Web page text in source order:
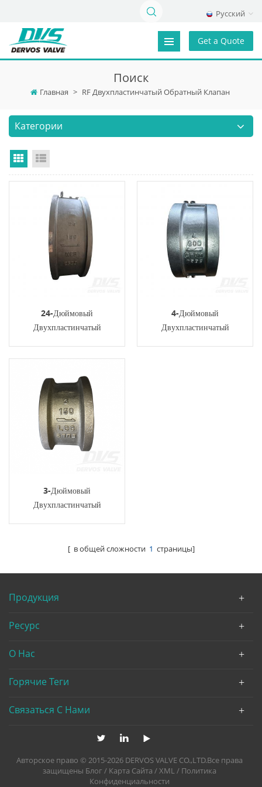
Русский
Get a Quote
Поиск
Главная > RF Двухпластинчатый Обратный Клапан
Категории
Grid View
24-Дюймовый
Двухпластинчатый
4-Дюймовый
Двухпластинчатый
3-Дюймовый
Двухпластинчатый
[ в общей сложности 1 страницы]
Продукция
Ресурс
О Нас
Горячие Теги
Связаться С Нами
Авторское право © 2015-2026 DERVOS VALVE CO.,LTD.Все права
защищены Блог / Карта Сайта /XML/ Политика
Конфиденциальности